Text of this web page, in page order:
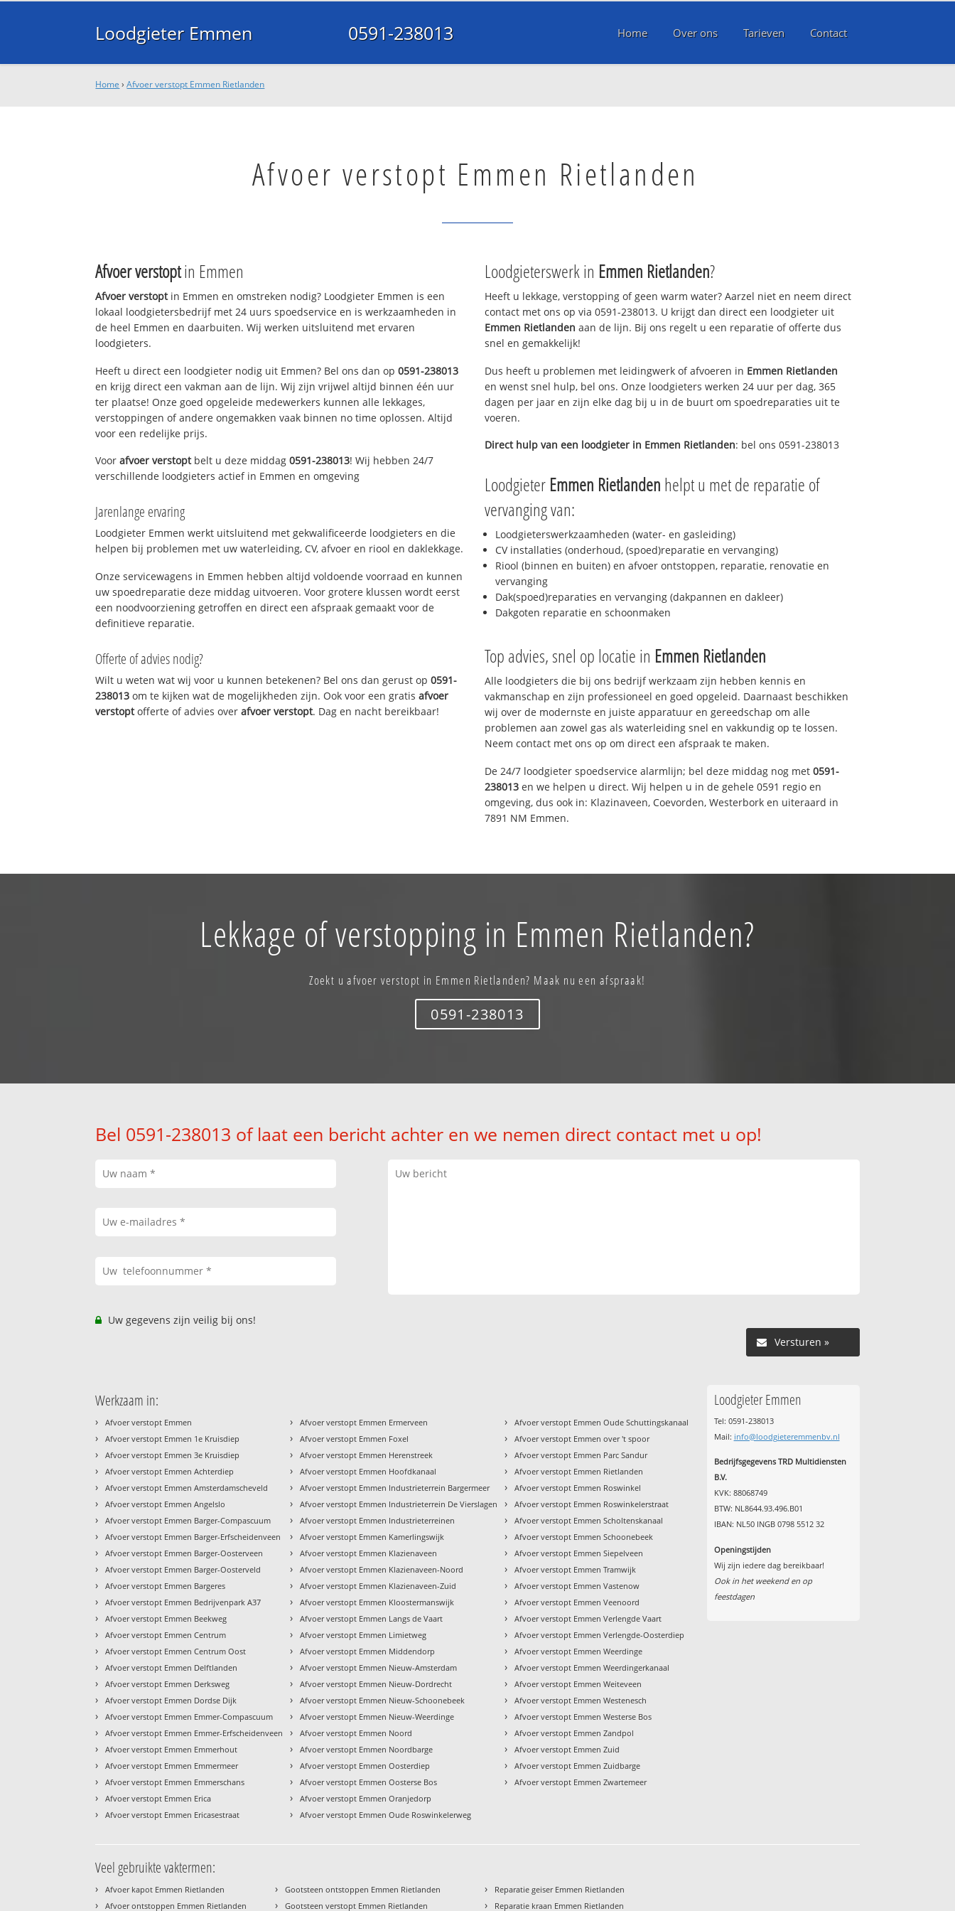
Loodgieter Emmen 0591-238013 Home Over ons Tarieven Contact
Home ›Afvoer verstopt Emmen Rietlanden
Afvoer verstopt Emmen Rietlanden
Afvoer verstoptin Emmen
Afvoer verstoptin Emmen en omstreken nodig? Loodgieter Emmen is een
lokaal loodgietersbedrijf met 24 uurs spoedservice en is werkzaamheden in
de heel Emmen en daarbuiten. Wij werken uitsluitend met ervaren
loodgieters.
Heeft u direct een loodgieter nodig uit Emmen? Bel ons dan op0591-238013
en krijg direct een vakman aan de lijn. Wij zijn vrijwel altijd binnen één uur
ter plaatse! Onze goed opgeleide medewerkers kunnen alle lekkages,
verstoppingen of andere ongemakken vaak binnen no time oplossen. Altijd
voor een redelijke prijs.
Voorafvoer verstoptbelt u deze middag0591-238013! Wij hebben 24/7
verschillende loodgieters actief in Emmen en omgeving
Jarenlange ervaring
Loodgieter Emmen werkt uitsluitend met gekwalificeerde loodgieters en die
helpen bij problemen met uw waterleiding, CV, afvoer en riool en daklekkage.
Onze servicewagens in Emmen hebben altijd voldoende voorraad en kunnen
uw spoedreparatie deze middag uitvoeren. Voor grotere klussen wordt eerst
een noodvoorziening getroffen en direct een afspraak gemaakt voor de
definitieve reparatie.
Offerte of advies nodig?
Wilt u weten wat wij voor u kunnen betekenen? Bel ons dan gerust op0591-
238013 om te kijken wat de mogelijkheden zijn. Ook voor een gratisafvoer
verstoptofferte of advies overafvoer verstopt. Dag en nacht bereikbaar!
Loodgieterswerk in Emmen Rietlanden?
Heeft u lekkage, verstopping of geen warm water? Aarzel niet en neem direct
contact met ons op via 0591-238013. U krijgt dan direct een loodgieter uit
Emmen Rietlanden aan de lijn. Bij ons regelt u een reparatie of offerte dus
snel en gemakkelijk!
Dus heeft u problemen met leidingwerk of afvoeren in Emmen Rietlanden
en wenst snel hulp, bel ons. Onze loodgieters werken 24 uur per dag, 365
dagen per jaar en zijn elke dag bij u in de buurt om spoedreparaties uit te
voeren.
Direct hulp van een loodgieter in Emmen Rietlanden: bel ons 0591-238013
Loodgieter Emmen Rietlanden helpt u met de reparatie of
vervanging van:
Loodgieterswerkzaamheden (water- en gasleiding)
CV installaties (onderhoud, (spoed)reparatie en vervanging)
Riool (binnen en buiten) en afvoer ontstoppen, reparatie, renovatie en
vervanging
Dak(spoed)reparaties en vervanging (dakpannen en dakleer)
Dakgoten reparatie en schoonmaken
Top advies, snel op locatie in Emmen Rietlanden
Alle loodgieters die bij ons bedrijf werkzaam zijn hebben kennis en
vakmanschap en zijn professioneel en goed opgeleid. Daarnaast beschikken
wij over de modernste en juiste apparatuur en gereedschap om alle
problemen aan zowel gas als waterleiding snel en vakkundig op te lossen.
Neem contact met ons op om direct een afspraak te maken.
De 24/7 loodgieter spoedservice alarmlijn; bel deze middag nog met 0591-
238013 en we helpen u direct. Wij helpen u in de gehele 0591 regio en
omgeving, dus ook in: Klazinaveen, Coevorden, Westerbork en uiteraard in
7891 NM Emmen.
Lekkage of verstopping in Emmen Rietlanden?
Zoekt u afvoer verstopt in Emmen Rietlanden? Maak nu een afspraak!
0591-238013
Bel 0591-238013 of laat een bericht achter en we nemen direct contact met u op!
Uw gegevens zijn veilig bij ons!
Versturen »
Werkzaam in:
› Afvoer verstopt Emmen
› Afvoer verstopt Emmen 1e Kruisdiep
› Afvoer verstopt Emmen 3e Kruisdiep
› Afvoer verstopt Emmen Achterdiep
› Afvoer verstopt Emmen Amsterdamscheveld
› Afvoer verstopt Emmen Angelslo
› Afvoer verstopt Emmen Barger-Compascuum
› Afvoer verstopt Emmen Barger-Erfscheidenveen
› Afvoer verstopt Emmen Barger-Oosterveen
› Afvoer verstopt Emmen Barger-Oosterveld
› Afvoer verstopt Emmen Bargeres
› Afvoer verstopt Emmen Bedrijvenpark A37
› Afvoer verstopt Emmen Beekweg
› Afvoer verstopt Emmen Centrum
› Afvoer verstopt Emmen Centrum Oost
› Afvoer verstopt Emmen Delftlanden
› Afvoer verstopt Emmen Derksweg
› Afvoer verstopt Emmen Dordse Dijk
› Afvoer verstopt Emmen Emmer-Compascuum
› Afvoer verstopt Emmen Emmer-Erfscheidenveen
› Afvoer verstopt Emmen Emmerhout
› Afvoer verstopt Emmen Emmermeer
› Afvoer verstopt Emmen Emmerschans
› Afvoer verstopt Emmen Erica
› Afvoer verstopt Emmen Ericasestraat
› Afvoer verstopt Emmen Ermerveen
› Afvoer verstopt Emmen Foxel
› Afvoer verstopt Emmen Herenstreek
› Afvoer verstopt Emmen Hoofdkanaal
› Afvoer verstopt Emmen Industrieterrein Bargermeer
› Afvoer verstopt Emmen Industrieterrein De Vierslagen
› Afvoer verstopt Emmen Industrieterreinen
› Afvoer verstopt Emmen Kamerlingswijk
› Afvoer verstopt Emmen Klazienaveen
› Afvoer verstopt Emmen Klazienaveen-Noord
› Afvoer verstopt Emmen Klazienaveen-Zuid
› Afvoer verstopt Emmen Kloostermanswijk
› Afvoer verstopt Emmen Langs de Vaart
› Afvoer verstopt Emmen Limietweg
› Afvoer verstopt Emmen Middendorp
› Afvoer verstopt Emmen Nieuw-Amsterdam
› Afvoer verstopt Emmen Nieuw-Dordrecht
› Afvoer verstopt Emmen Nieuw-Schoonebeek
› Afvoer verstopt Emmen Nieuw-Weerdinge
› Afvoer verstopt Emmen Noord
› Afvoer verstopt Emmen Noordbarge
› Afvoer verstopt Emmen Oosterdiep
› Afvoer verstopt Emmen Oosterse Bos
› Afvoer verstopt Emmen Oranjedorp
› Afvoer verstopt Emmen Oude Roswinkelerweg
› Afvoer verstopt Emmen Oude Schuttingskanaal
› Afvoer verstopt Emmen over 't spoor
› Afvoer verstopt Emmen Parc Sandur
› Afvoer verstopt Emmen Rietlanden
› Afvoer verstopt Emmen Roswinkel
› Afvoer verstopt Emmen Roswinkelerstraat
› Afvoer verstopt Emmen Scholtenskanaal
› Afvoer verstopt Emmen Schoonebeek
› Afvoer verstopt Emmen Siepelveen
› Afvoer verstopt Emmen Tramwijk
› Afvoer verstopt Emmen Vastenow
› Afvoer verstopt Emmen Veenoord
› Afvoer verstopt Emmen Verlengde Vaart
› Afvoer verstopt Emmen Verlengde-Oosterdiep
› Afvoer verstopt Emmen Weerdinge
› Afvoer verstopt Emmen Weerdingerkanaal
› Afvoer verstopt Emmen Weiteveen
› Afvoer verstopt Emmen Westenesch
› Afvoer verstopt Emmen Westerse Bos
› Afvoer verstopt Emmen Zandpol
› Afvoer verstopt Emmen Zuid
› Afvoer verstopt Emmen Zuidbarge
› Afvoer verstopt Emmen Zwartemeer
Loodgieter Emmen
Tel: 0591-238013
Mail: info@loodgieteremmenbv.nl
Bedrijfsgegevens TRD Multidiensten
B.V.
KVK: 88068749
BTW: NL8644.93.496.B01
IBAN: NL50 INGB 0798 5512 32
Openingstijden
Wij zijn iedere dag bereikbaar!
Ook in het weekend en op
feestdagen
Veel gebruikte vaktermen:
› Afvoer kapot Emmen Rietlanden
› Afvoer ontstoppen Emmen Rietlanden
› Gootsteen ontstoppen Emmen Rietlanden
› Gootsteen verstopt Emmen Rietlanden
› Reparatie geiser Emmen Rietlanden
› Reparatie kraan Emmen Rietlanden